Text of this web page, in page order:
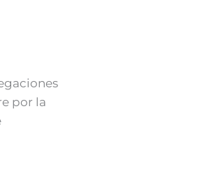
por la